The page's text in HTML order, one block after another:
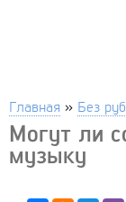
Главная » Без
Могут ли
музыку